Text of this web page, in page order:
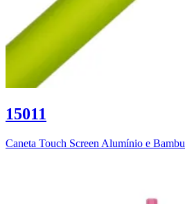
15011
Caneta Touch Screen Alumínio e Bambu